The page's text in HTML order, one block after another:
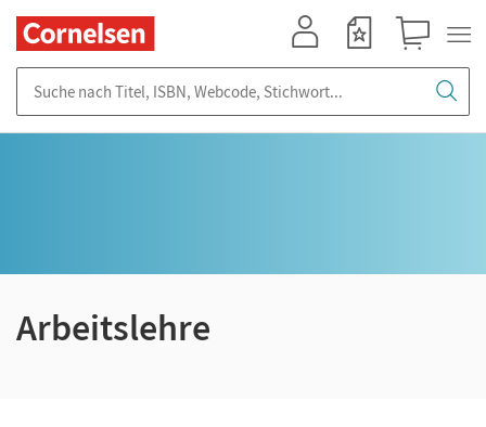
Arbeitslehre